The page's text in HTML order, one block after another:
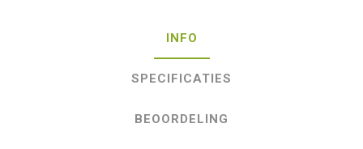
INFO
SPECIFICATIES
BEOORDELING